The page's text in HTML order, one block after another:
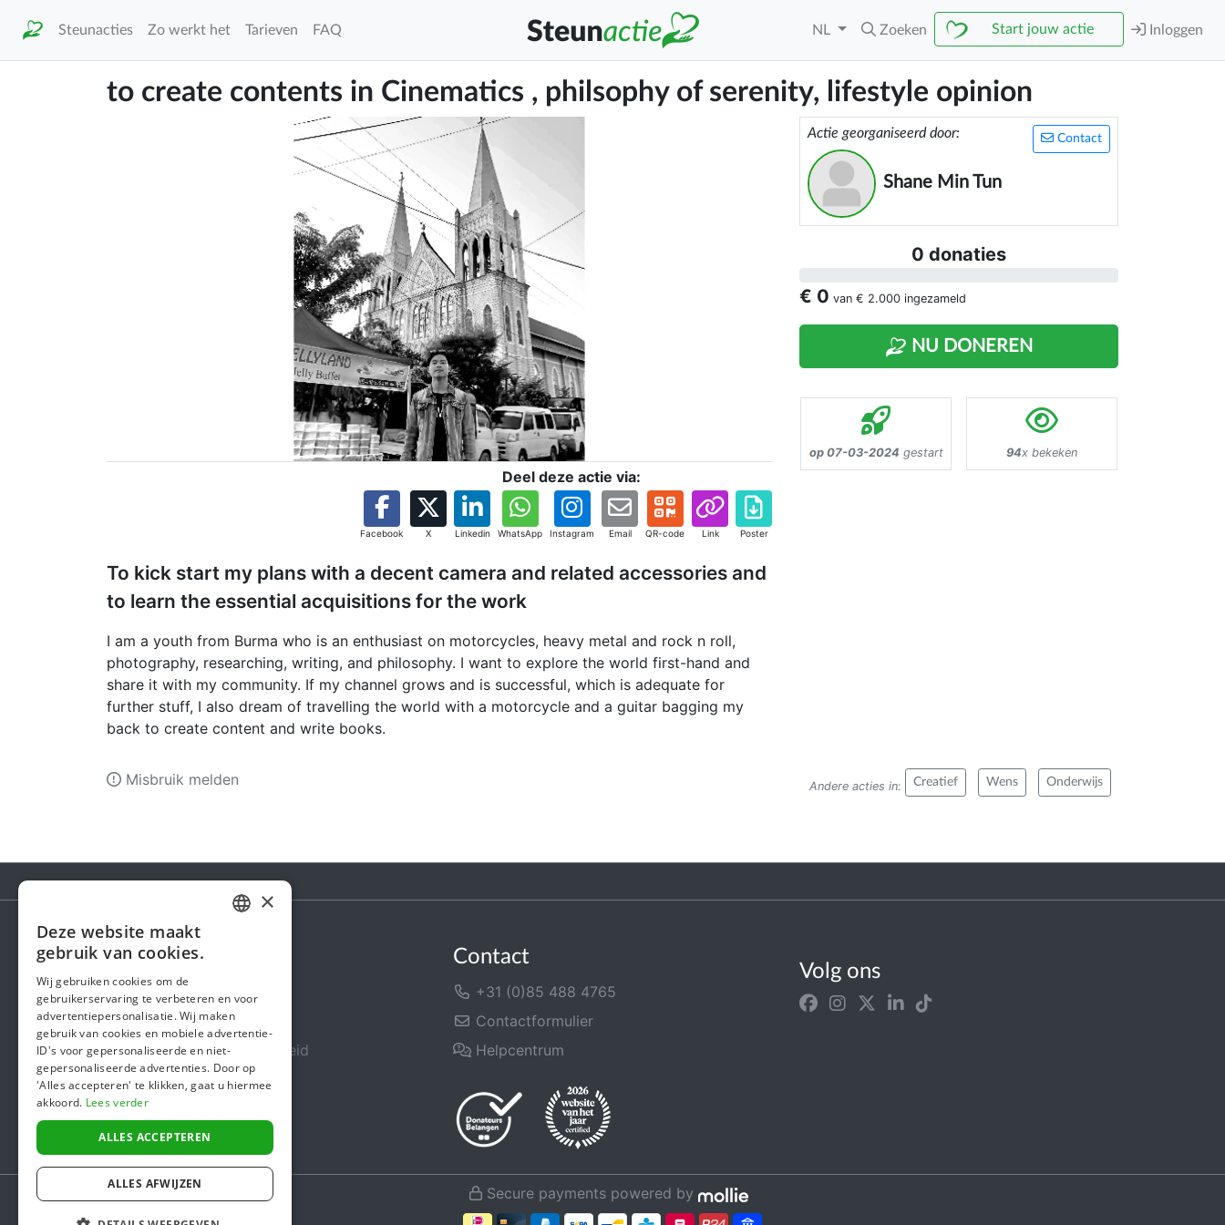
Steunacties Zo werkt het Tarieven FAQ NL Zoeken Start jouw actie Inloggen
to create contents in Cinematics , philsophy of serenity, lifestyle opinion
Deel deze actie via:
Facebook X Linkedin WhatsApp Instagram Email QR-code Link Poster
To kick start my plans with a decent camera and related accessories and
to learn the essential acquisitions for the work
I am a youth from Burma who is an enthusiast on motorcycles, heavy metal and rock n roll,
photography, researching, writing, and philosophy. I want to explore the world first-hand and
share it with my community. If my channel grows and is successful, which is adequate for
further stuff, I also dream of travelling the world with a motorcycle and a guitar bagging my
back to create content and write books.
Contact
Actie georganiseerd door:
Shane Min Tun
0 donaties
€ 0 van € 2.000 ingezameld
NU DONEREN
op 07-03-2024 gestart 94x bekeken
Andere acties in: Creatief Wens Onderwijs
Misbruik melden
Steunactie
Over ons
In de media
Veiligheid & Betrouwbaarheid
Algemene voorwaarden
Privacybeleid
Cookiebeleid
Contact
+31 (0)85 488 4765
Contactformulier
Helpcentrum
Volg ons
Secure payments powered by
ENGLISH
×
Deze website maakt
gebruik van cookies.
Wij gebruiken cookies om de
gebruikerservaring te verbeteren en voor
advertentiepersonalisatie. Wij maken
gebruik van cookies en mobiele advertentie-
ID's voor gepersonaliseerde en niet-
gepersonaliseerde advertenties. Door op
'Alles accepteren' te klikken, gaat u hiermee
akkoord. Lees verder
ALLES ACCEPTEREN
ALLES AFWIJZEN